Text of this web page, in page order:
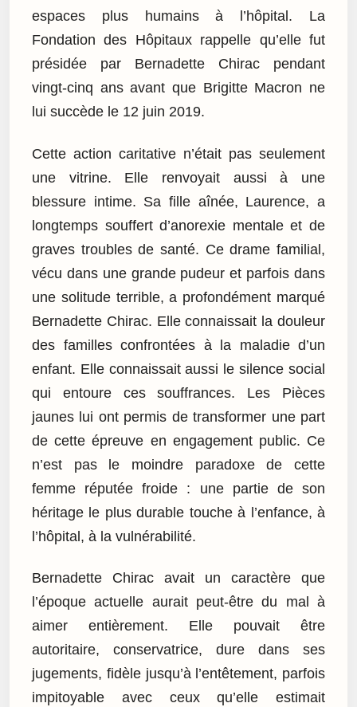
espaces plus humains à l’hôpital. La
Fondation des Hôpitaux rappelle qu’elle fut
présidée par Bernadette Chirac pendant
vingt-cinq ans avant que Brigitte Macron ne
lui succède le 12 juin 2019.
Cette action caritative n’était pas seulement
une vitrine. Elle renvoyait aussi à une
blessure intime. Sa fille aînée, Laurence, a
longtemps souffert d’anorexie mentale et de
graves troubles de santé. Ce drame familial,
vécu dans une grande pudeur et parfois dans
une solitude terrible, a profondément marqué
Bernadette Chirac. Elle connaissait la douleur
des familles confrontées à la maladie d’un
enfant. Elle connaissait aussi le silence social
qui entoure ces souffrances. Les Pièces
jaunes lui ont permis de transformer une part
de cette épreuve en engagement public. Ce
n’est pas le moindre paradoxe de cette
femme réputée froide : une partie de son
héritage le plus durable touche à l’enfance, à
l’hôpital, à la vulnérabilité.
Bernadette Chirac avait un caractère que
l’époque actuelle aurait peut-être du mal à
aimer entièrement. Elle pouvait être
autoritaire, conservatrice, dure dans ses
jugements, fidèle jusqu’à l’entêtement, parfois
impitoyable avec ceux qu’elle estimait